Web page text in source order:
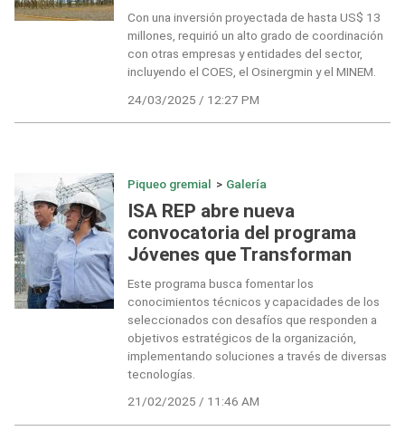
Con una inversión proyectada de hasta US$ 13
millones, requirió un alto grado de coordinación
con otras empresas y entidades del sector,
incluyendo el COES, el Osinergmin y el MINEM.
24/03/2025 / 12:27 PM
Piqueo gremial > Galería
ISA REP abre nueva
convocatoria del programa
Jóvenes que Transforman
Este programa busca fomentar los
conocimientos técnicos y capacidades de los
seleccionados con desafíos que responden a
objetivos estratégicos de la organización,
implementando soluciones a través de diversas
tecnologías.
21/02/2025 / 11:46 AM